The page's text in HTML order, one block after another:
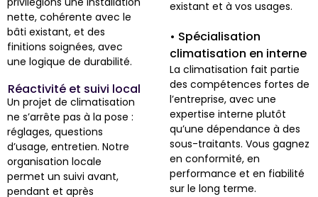
nette, cohérente avec le
bâti existant, et des
finitions soignées, avec
une logique de durabilité.
Réactivité et suivi local
Un projet de climatisation
ne s’arrête pas à la pose :
réglages, questions
d’usage, entretien. Notre
organisation locale
permet un suivi avant,
pendant et après
existant et à vos usages.
• Spécialisation
climatisation en interne
La climatisation fait partie
des compétences fortes de
l’entreprise, avec une
expertise interne plutôt
qu’une dépendance à des
sous-traitants. Vous gagnez
en conformité, en
performance et en fiabilité
sur le long terme.